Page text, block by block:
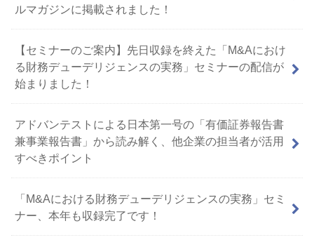
ルマガジンに掲載されました！
【セミナーのご案内】先日収録を終えた「M&Aにおけ
る財務デューデリジェンスの実務」セミナーの配信が
始まりました！
アドバンテストによる日本第一号の「有価証券報告書
兼事業報告書」から読み解く、他企業の担当者が活用
すべきポイント
「M&Aにおける財務デューデリジェンスの実務」セミ
ナー、本年も収録完了です！